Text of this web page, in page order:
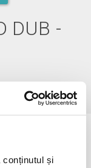
conținutul și
DUB -
vezi pe harta